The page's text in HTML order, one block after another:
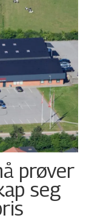
prøver
seg